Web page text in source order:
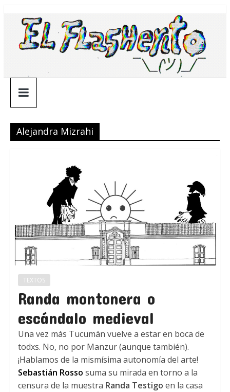
contenido
¯\_(ツ)_/
¯
Alejandra Mizrahi
TEXTOS
Randa montonera o
escándalo medieval
Una vez más Tucumán vuelve a estar en boca de
todxs. No, no por Manzur (aunque también).
¡Hablamos de la mismísima autonomía del arte!
Sebastián Rosso suma su mirada en torno a la
censura de la muestra Randa Testigo en la casa